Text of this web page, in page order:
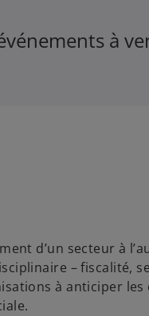
à
d’un secteur à
– fiscalité,
à anticiper